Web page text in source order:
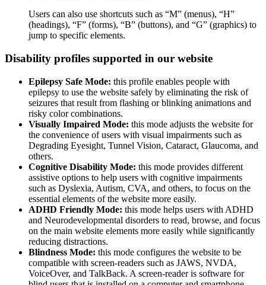
Users can also use shortcuts such as “M” (menus), “H”
(headings), “F” (forms), “B” (buttons), and “G” (graphics) to
jump to specific elements.
Disability profiles supported in our website
Epilepsy Safe Mode: this profile enables people with
epilepsy to use the website safely by eliminating the risk of
seizures that result from flashing or blinking animations and
risky color combinations.
Visually Impaired Mode: this mode adjusts the website for
the convenience of users with visual impairments such as
Degrading Eyesight, Tunnel Vision, Cataract, Glaucoma, and
others.
Cognitive Disability Mode: this mode provides different
assistive options to help users with cognitive impairments
such as Dyslexia, Autism, CVA, and others, to focus on the
essential elements of the website more easily.
ADHD Friendly Mode: this mode helps users with ADHD
and Neurodevelopmental disorders to read, browse, and focus
on the main website elements more easily while significantly
reducing distractions.
Blindness Mode: this mode configures the website to be
compatible with screen-readers such as JAWS, NVDA,
VoiceOver, and TalkBack. A screen-reader is software for